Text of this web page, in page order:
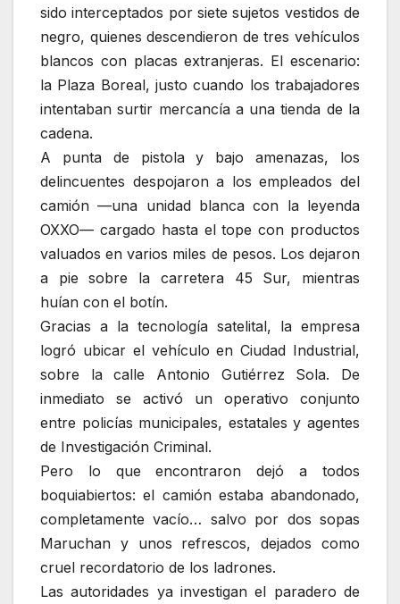
sido interceptados por siete sujetos vestidos de
negro, quienes descendieron de tres vehículos
blancos con placas extranjeras. El escenario:
la Plaza Boreal, justo cuando los trabajadores
intentaban surtir mercancía a una tienda de la
cadena.
A punta de pistola y bajo amenazas, los
delincuentes despojaron a los empleados del
camión —una unidad blanca con la leyenda
OXXO— cargado hasta el tope con productos
valuados en varios miles de pesos. Los dejaron
a pie sobre la carretera 45 Sur, mientras
huían con el botín.
Gracias a la tecnología satelital, la empresa
logró ubicar el vehículo en Ciudad Industrial,
sobre la calle Antonio Gutiérrez Sola. De
inmediato se activó un operativo conjunto
entre policías municipales, estatales y agentes
de Investigación Criminal.
Pero lo que encontraron dejó a todos
boquiabiertos: el camión estaba abandonado,
completamente vacío… salvo por dos sopas
Maruchan y unos refrescos, dejados como
cruel recordatorio de los ladrones.
Las autoridades ya investigan el paradero de